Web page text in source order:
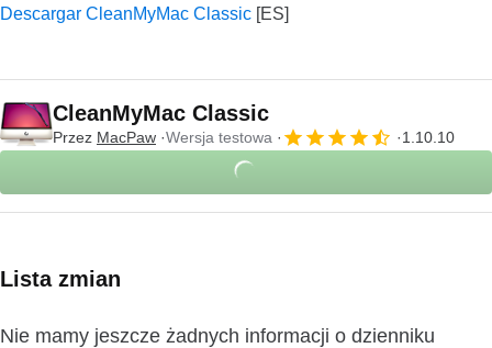
Descargar CleanMyMac Classic
CleanMyMac Classic
Przez MacPaw Wersja testowa 1.10.10
Lista zmian
Nie mamy jeszcze żadnych informacji o dzienniku